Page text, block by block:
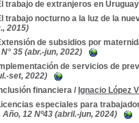
trabajo de extranjeros en Uruguay
trabajo nocturno a la luz de la
2015)
de subsidios por
N° 35 (abr.-jun, 2022)
de servicios de
set, 2022)
financiera / Ignacio López
especiales para
Año, 12 Nº43 (abril.-jun, 2024)